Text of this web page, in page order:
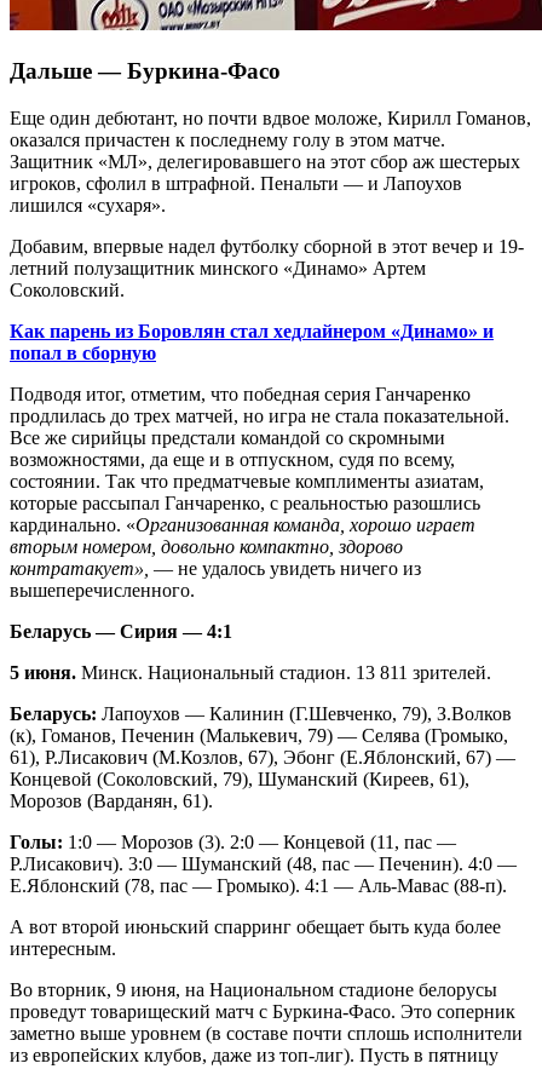
Дальше — Буркина-Фасо
Еще один дебютант, но почти вдвое моложе, Кирилл Гоманов,
оказался причастен к последнему голу в этом матче.
Защитник «МЛ», делегировавшего на этот сбор аж шестерых
игроков, сфолил в штрафной. Пенальти — и Лапоухов
лишился «сухаря».
Добавим, впервые надел футболку сборной в этот вечер и 19-
летний полузащитник минского «Динамо» Артем
Соколовский.
Как парень из Боровлян стал хедлайнером «Динамо» и
попал в сборную
Подводя итог, отметим, что победная серия Ганчаренко
продлилась до трех матчей, но игра не стала показательной.
Все же сирийцы предстали командой со скромными
возможностями, да еще и в отпускном, судя по всему,
состоянии. Так что предматчевые комплименты азиатам,
которые рассыпал Ганчаренко, с реальностью разошлись
кардинально. «Организованная команда, хорошо играет
вторым номером, довольно компактно, здорово
контратакует», — не удалось увидеть ничего из
вышеперечисленного.
Беларусь — Сирия — 4:1
5 июня. Минск. Национальный стадион. 13 811 зрителей.
Беларусь: Лапоухов — Калинин (Г.Шевченко, 79), З.Волков
(к), Гоманов, Печенин (Малькевич, 79) — Селява (Громыко,
61), Р.Лисакович (М.Козлов, 67), Эбонг (Е.Яблонский, 67) —
Концевой (Соколовский, 79), Шуманский (Киреев, 61),
Морозов (Варданян, 61).
Голы: 1:0 — Морозов (3). 2:0 — Концевой (11, пас —
Р.Лисакович). 3:0 — Шуманский (48, пас — Печенин). 4:0 —
Е.Яблонский (78, пас — Громыко). 4:1 — Аль-Мавас (88-п).
А вот второй июньский спарринг обещает быть куда более
интересным.
Во вторник, 9 июня, на Национальном стадионе белорусы
проведут товарищеский матч с Буркина-Фасо. Это соперник
заметно выше уровнем (в составе почти сплошь исполнители
из европейских клубов, даже из топ-лиг). Пусть в пятницу